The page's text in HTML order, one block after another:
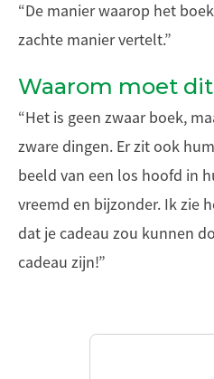
“De manier waarop het
zachte manier vertelt.”
Waarom moet
“Het is geen zwaar boek,
zware dingen. Er zit ook
beeld van een los hoofd in
vreemd en bijzonder. Ik zie
dat je cadeau zou kunnen
cadeau zijn!”